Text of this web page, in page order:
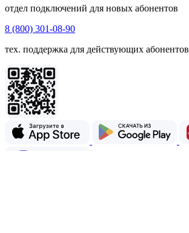
отдел подключений для новых абонентов
8 (800) 301-08-90
тех. поддержка для действующих абонентов